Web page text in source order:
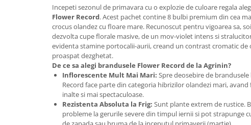
Seminte pentru germinare
Seminte trifoi
Incepeti sezonul de primavara cu o explozie de culoare regala
Flower Record. Acest pachet contine 8 bulbi premium din cea
crocus olandez cu floare mare. Recunoscut pentru vigoarea sa,
dezvolta cupe florale masive, de un mov-violet intens si
evidenta stamine portocalii-aurii, creand un contrast cromatic de
proaspat dezghetat.
De ce sa alegi brandusele Flower Record de la Agrinin?
Inflorescente Mult Mai Mari: Spre deosebire de
Record face parte din categoria hibrizilor olandezi mari,
inalte si mai spectaculoase.
Rezistenta Absoluta la Frig: Sunt plante extrem de rustice.
probleme la gerurile severe din timpul iernii si pot strapunge